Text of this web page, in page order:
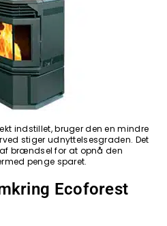
indstillet, bruger den en mindre
stiger udnyttelsesgraden. Det
brændsel for at opnå den
penge sparet.
Ecoforest